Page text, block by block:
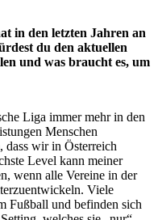
in den letzten Jahren an
du den aktuellen
und was braucht es, um
Liga immer mehr in den
Menschen
dass wir in Österreich
Level kann meiner
wenn alle Vereine in der
Viele
Fußball und befinden sich